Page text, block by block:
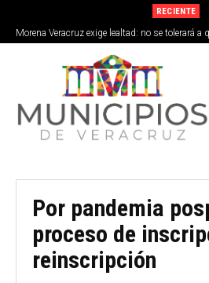
RECIENTE
Morena Veracruz exige lealtad: no se tolerará a
de la 4T
Por pandemia
proceso de
reinscripción